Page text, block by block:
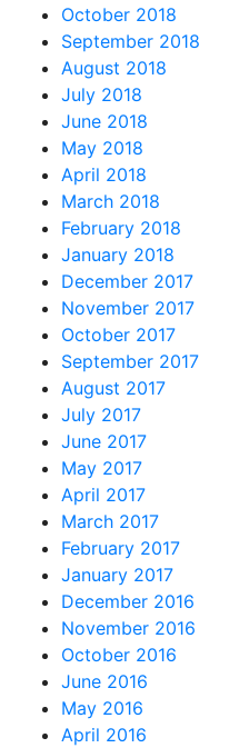
October 2018
September 2018
August 2018
July 2018
June 2018
May 2018
April 2018
March 2018
February 2018
January 2018
December 2017
November 2017
October 2017
September 2017
August 2017
July 2017
June 2017
May 2017
April 2017
March 2017
February 2017
January 2017
December 2016
November 2016
October 2016
June 2016
May 2016
April 2016